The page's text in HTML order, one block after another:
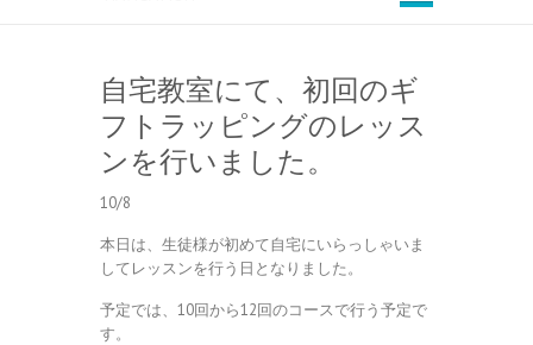
自宅教室にて、初回のギ
フトラッピングのレッス
ンを行いました。
10/8
本日は、生徒様が初めて自宅にいらっしゃいま
してレッスンを行う日となりました。
予定では、10回から12回のコースで行う予定で
す。